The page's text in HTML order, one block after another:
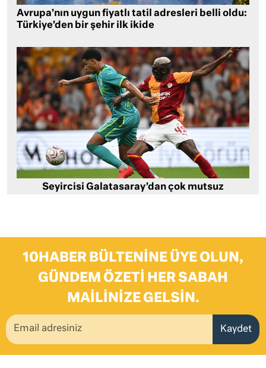
Avrupa’nın uygun fiyatlı tatil adresleri belli oldu:
Türkiye’den bir şehir ilk ikide
Seyircisi Galatasaray’dan çok mutsuz
10HABER BÜLTENINE ÜYE OLUN,
GÜNDEM ÖZETI HER SABAH
MAILINIZE GELSIN.
Kaydet